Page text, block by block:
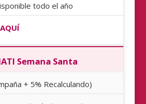
todo el año
Semana Santa
+ 5% Recalculando)